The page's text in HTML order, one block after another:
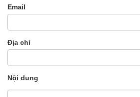
Email
Địa chỉ
Nội dung